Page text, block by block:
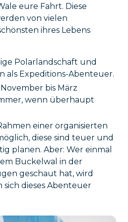
eure Fahrt. Diese
von vielen
ihres Lebens
Polarlandschaft und
als Expeditions-Abenteuer.
November bis März
wenn überhaupt
einer organisierten
diese sind teuer und
planen. Aber: Wer einmal
Buckelwal in der
geschaut hat, wird
dieses Abenteuer